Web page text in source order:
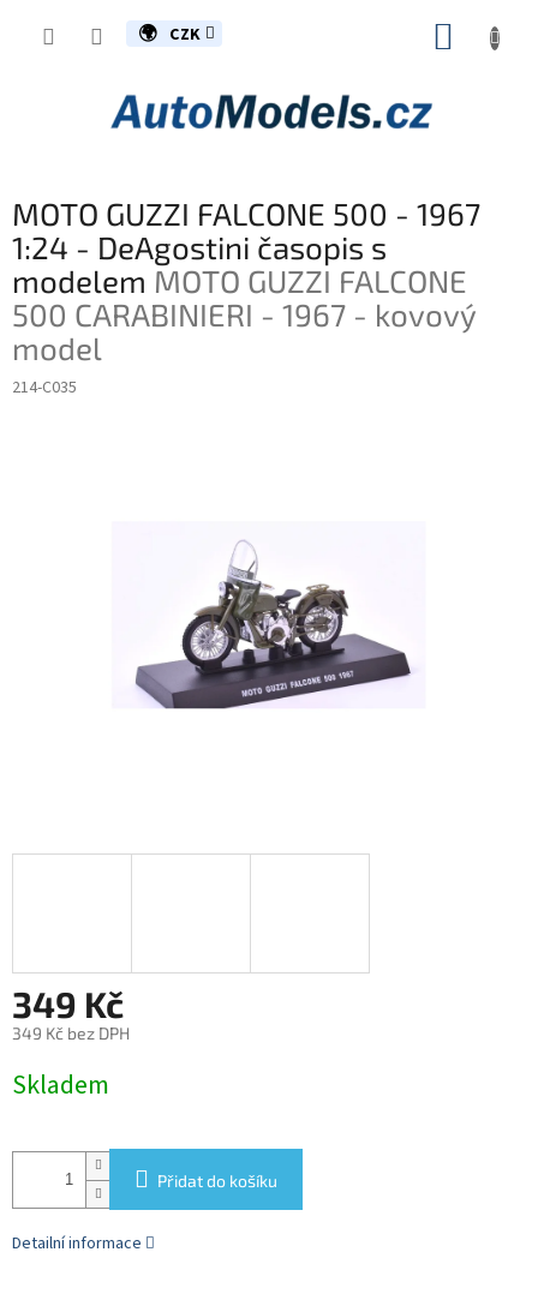
CZK
MOTO GUZZI FALCONE 500 - 1967
1:24 - DeAgostini časopis s
modelem MOTO GUZZI FALCONE
500 CARABINIERI - 1967 - kovový
model
214-C035
349 Kč
349 Kč bez DPH
cena:
Skladem
Přidat do košíku
Detailní informace